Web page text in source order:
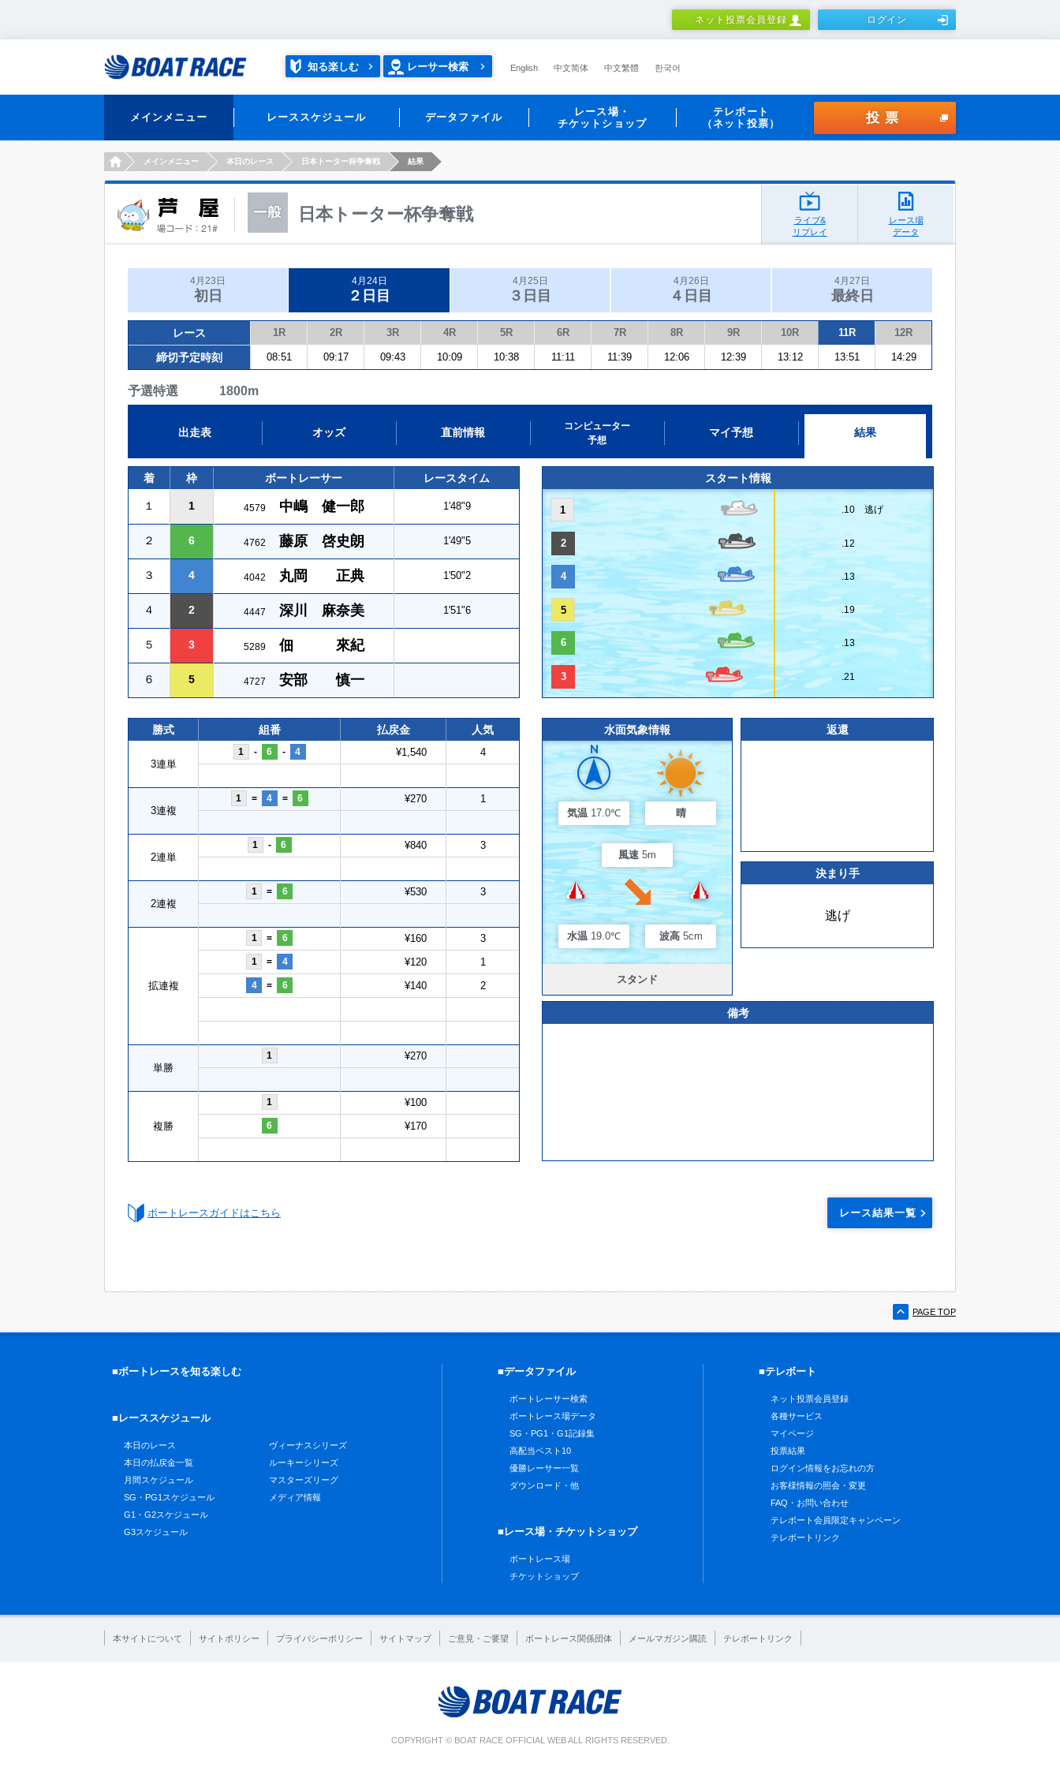
ネット投票会員登録 ログイン
知る楽しむ レーサー検索 English 中文简体 中文繁體 한국어
メインメニュー レーススケジュール データファイル
レース場・
チケットショップ
テレボート
（ネット投票）
投票
HOMEメインメニュー 本日のレース 日本トーター杯争奪戦 結果
日本トーター杯争奪戦
ライブ&
リプレイ
レース場
データ
4月23日
初日
4月24日
２日目
4月25日
３日目
4月26日
４日目
4月27日
最終日
レース 1R 2R 3R 4R 5R 6R 7R 8R 9R 10R 11R 12R
締切予定時刻 08:51 09:17 09:43 10:09 10:38 11:11 11:39 12:06 12:39 13:12 13:51 14:29
予選特選 1800m
出走表 オッズ 直前情報
コンピューター
予想
マイ予想 結果
着 枠 ボートレーサー レースタイム
１ 1 4579 中嶋 健一郎 1'48"9
２ 6 4762 藤原 啓史朗 1'49"5
３ 4 4042 丸岡 正典 1'50"2
４ 2 4447 深川 麻奈美 1'51"6
５ 3 5289 佃 來紀
６ 5 4727 安部 慎一
スタート情報
1 .10 逃げ
2 .12
4 .13
5 .19
6 .13
3 .21
勝式 組番 払戻金 人気
3連単
1 - 6 - 4 ¥1,540 4
3連複
1 = 4 = 6 ¥270 1
2連単
1 - 6 ¥840 3
2連複
1 = 6 ¥530 3
拡連複
1 = 6 ¥160 3
1 = 4 ¥120 1
4 = 6 ¥140 2
単勝
1 ¥270
複勝
1 ¥100
6 ¥170
水面気象情報
気温 17.0℃ 晴
風速 5m
水温 19.0℃ 波高 5cm
スタンド
返還
決まり手
逃げ
備考
ボートレースガイドはこちら レース結果一覧
PAGE TOP
■ボートレースを知る楽しむ
■レーススケジュール
本日のレース
本日の払戻金一覧
月間スケジュール
SG・PG1スケジュール
G1・G2スケジュール
G3スケジュール
ヴィーナスシリーズ
ルーキーシリーズ
マスターズリーグ
メディア情報
■データファイル
ボートレーサー検索
ボートレース場データ
SG・PG1・G1記録集
高配当ベスト10
優勝レーサー一覧
ダウンロード・他
■レース場・チケットショップ
ボートレース場
チケットショップ
■テレボート
ネット投票会員登録
各種サービス
マイページ
投票結果
ログイン情報をお忘れの方
お客様情報の照会・変更
FAQ・お問い合わせ
テレボート会員限定キャンペーン
テレボートリンク
本サイトについて サイトポリシー プライバシーポリシー サイトマップ ご意見・ご要望 ボートレース関係団体 メールマガジン購読 テレボートリンク
COPYRIGHT © BOAT RACE OFFICIAL WEB ALL RIGHTS RESERVED.